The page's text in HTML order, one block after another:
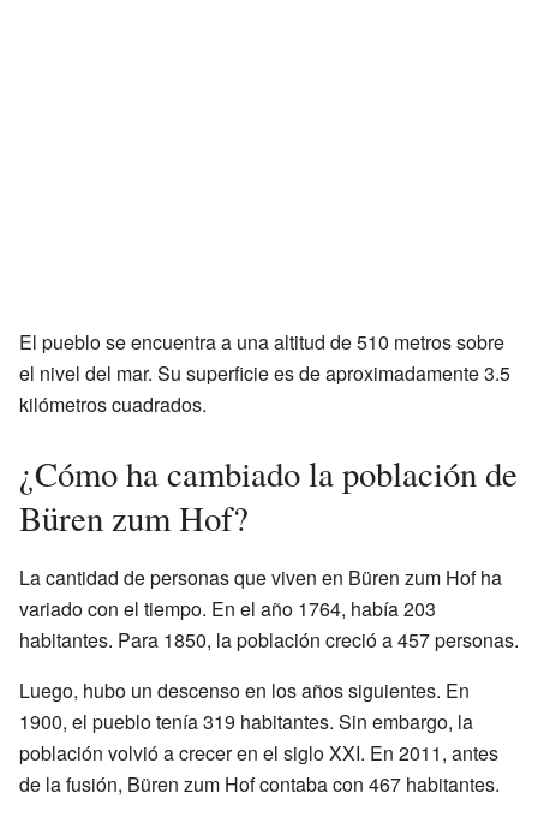
El pueblo se encuentra a una altitud de 510 metros sobre
el nivel del mar. Su superficie es de aproximadamente 3.5
kilómetros cuadrados.
¿Cómo ha cambiado la población de
Büren zum Hof?
La cantidad de personas que viven en Büren zum Hof ha
variado con el tiempo. En el año 1764, había 203
habitantes. Para 1850, la población creció a 457 personas.
Luego, hubo un descenso en los años siguientes. En
1900, el pueblo tenía 319 habitantes. Sin embargo, la
población volvió a crecer en el siglo XXI. En 2011, antes
de la fusión, Büren zum Hof contaba con 467 habitantes.